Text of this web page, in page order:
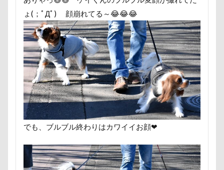
ょ(；ﾟДﾟ) 顔崩れてる～😂😂😂
でも、ブルブル終わりはカワイイお顔❤
那須ゴンドラ 那須どうぶつ王国
那須とりっくあー
道満ドッグラン
道満ドッグプール 運転手
踊り
追いかけっこ 迷子札 近江屋
軽井沢町 南軽井沢
軽井沢町 軽井沢旅行
車
砂浜 石川県 引っ越し
日向ぼっこ
春三くん
星野エリア 昇降テーブル
旭日丘湖
旧軽井沢森ノ美術館
日高市 日帰り入院
方言
新潟県
新春ハッピースクラッチキャンペーン
散歩
梨
梅百花園 梅 桜並木 桜
桃侍くん
柚稀（ゆずき）くん
枕 松本市
月チャーム